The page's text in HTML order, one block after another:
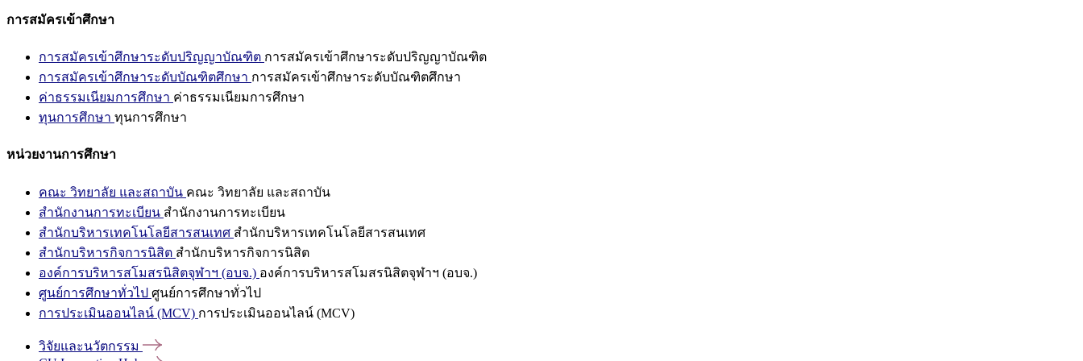
การสมัครเข้าศึกษา
การสมัครเข้าศึกษาระดับปริญญาบัณฑิต การสมัครเข้าศึกษาระดับปริญญาบัณฑิต
การสมัครเข้าศึกษาระดับบัณฑิตศึกษา การสมัครเข้าศึกษาระดับบัณฑิตศึกษา
ค่าธรรมเนียมการศึกษา ค่าธรรมเนียมการศึกษา
ทุนการศึกษา ทุนการศึกษา
หน่วยงานการศึกษา
คณะ วิทยาลัย และสถาบัน คณะ วิทยาลัย และสถาบัน
สำนักงานการทะเบียน สำนักงานการทะเบียน
สำนักบริหารเทคโนโลยีสารสนเทศ สำนักบริหารเทคโนโลยีสารสนเทศ
สำนักบริหารกิจการนิสิต สำนักบริหารกิจการนิสิต
องค์การบริหารสโมสรนิสิตจุฬาฯ (อบจ.) องค์การบริหารสโมสรนิสิตจุฬาฯ (อบจ.)
ศูนย์การศึกษาทั่วไป ศูนย์การศึกษาทั่วไป
การประเมินออนไลน์ (MCV) การประเมินออนไลน์ (MCV)
วิจัยและนวัตกรรม